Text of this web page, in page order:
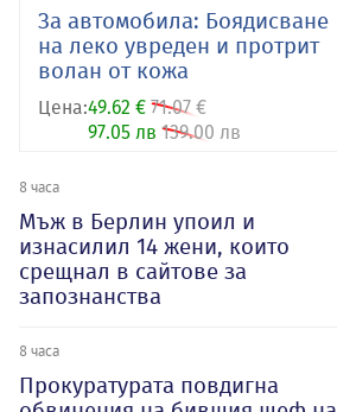
За автомобила: Боядисване
на леко увреден и протрит
волан от кожа
Цена:49.62 € 71.07 €
97.05 лв 139.00 лв
8 часа
Мъж в Берлин упоил и
изнасилил 14 жени, които
срещнал в сайтове за
запознанства
8 часа
Прокуратурата повдигна